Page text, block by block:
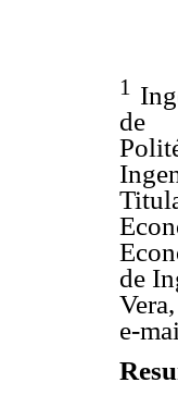
1
de
de
e-